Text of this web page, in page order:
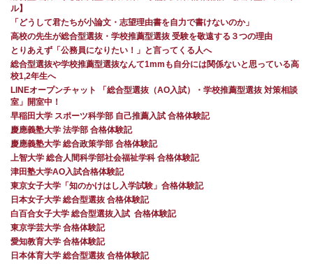
ル】
「どうして君たちが小論文・志望理由書を自力で書けないのか」
高校の先生が総合型選抜・学校推薦型選抜 受験を敬遠する３つの理由
とりあえず「公務員になりたい！」と言ってくる人へ
総合型選抜や学校推薦型選抜なんて1mmも自分には関係ないと思っている高
校1,2年生へ
LINEオープンチャット 「総合型選抜（AO入試）・学校推薦型選抜 対策相談
室」開室中！
早稲田大学 スポーツ科学部 自己推薦入試 合格体験記
慶應義塾大学 法学部 合格体験記
慶應義塾大学 総合政策学部 合格体験記
上智大学 総合人間科学部社会福祉学科 合格体験記
津田塾大学AO入試合格体験記
東京女子大学「知のかけはし入学試験」合格体験記
日本女子大学 総合型選抜 合格体験記
白百合女子大学 総合型選抜入試 合格体験記
東京学芸大学 合格体験記
愛知教育大学 合格体験記
日本体育大学 総合型選抜 合格体験記